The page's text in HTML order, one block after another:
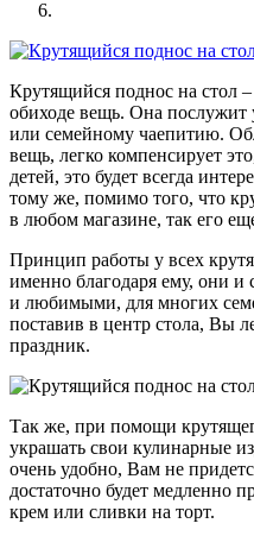
Крутящийся поднос на стол
обиходе вещь. Она
или семейному чаепитию.
вещь, легко компенсирует
детей, это будет всегда
тому же, помимо того, что
в любом магазине, так его
Принцип работы у всех
именно благодаря ему, они и
и любимыми, для многих
поставив в центр стола, Вы
праздник.
Так же, при помощи
украшать свои кулинарные
очень удобно, Вам не
достаточно будет медленно
крем или сливки на торт.